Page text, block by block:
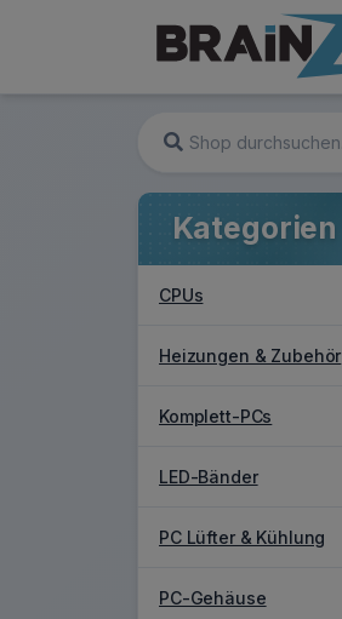
Kategorien
CPUs
Heizungen & Zubehör
Komplett-PCs
LED-Bänder
PC Lüfter & Kühlung
PC-Gehäuse